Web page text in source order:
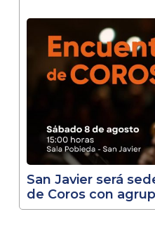
San Javier será
de Coros con